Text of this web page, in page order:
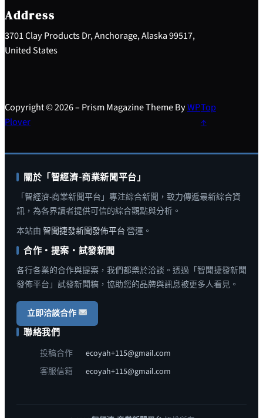
h
Address
3701 Clay Products Dr, Anchorage, Alaska 99517,
United States
Copyright © 2026 – Prism Magazine Theme ByWP
Plover
Top
↑
關於「智經濟-商業新聞平台」
「智經濟-商業新聞平台」專注綜合新聞，致力傳遞最新綜合資
訊，為各界讀者提供可信的綜合觀點與分析。
本站由 智聞捷發新聞發佈平台 營運。
合作・提案・試發新聞
各行各業的合作與提案，我們都樂於洽談。透過「智聞捷發新聞
發佈平台」試發新聞稿，協助您的品牌與訊息被更多人看見。
立即洽談合作
聯絡我們
投稿合作
ecoyah+115@gmail.com
客服信箱
ecoyah+115@gmail.com